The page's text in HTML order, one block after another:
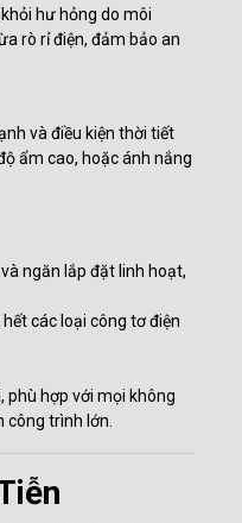
hư hỏng do môi
rò rỉ điện, đảm bảo an
và điều kiện thời tiết
ẩm cao, hoặc ánh nắng
ngăn lắp đặt linh hoạt,
các loại công tơ điện
phù hợp với mọi không
công trình lớn.